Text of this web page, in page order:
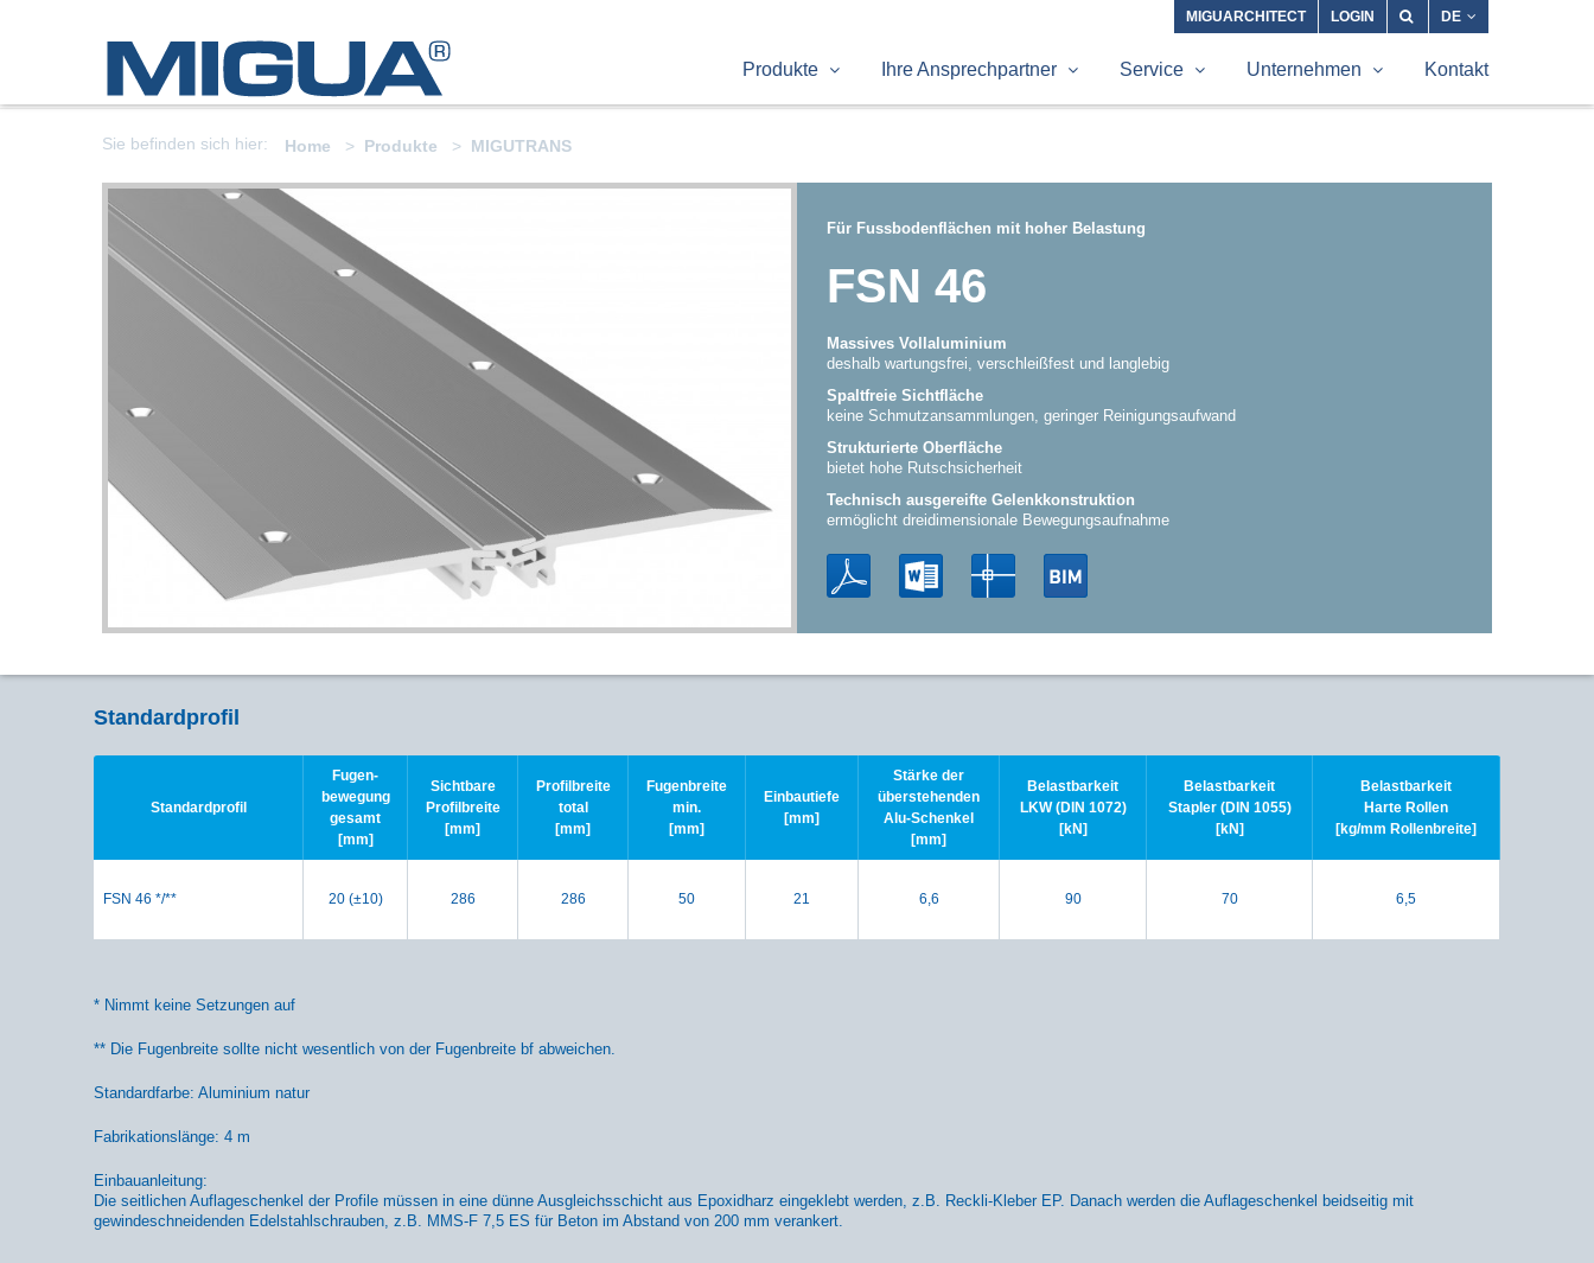
MIGUARCHITECT LOGIN DE
Produkte Ihre Ansprechpartner Service Unternehmen Kontakt
Sie befinden sich hier: Home Produkte MIGUTRANS
Für Fussbodenflächen mit hoher Belastung
FSN 46
Massives Vollaluminium
deshalb wartungsfrei, verschleißfest und langlebig
Spaltfreie Sichtfläche
keine Schmutzansammlungen, geringer Reinigungsaufwand
Strukturierte Oberfläche
bietet hohe Rutschsicherheit
Technisch ausgereifte Gelenkkonstruktion
ermöglicht dreidimensionale Bewegungsaufnahme
Standardprofil
Standardprofil
Fugen-
bewegung
gesamt
[mm]
Sichtbare
Profilbreite
[mm]
Profilbreite
total
[mm]
Fugenbreite
min.
[mm]
Einbautiefe
[mm]
Stärke der
überstehenden
Alu-Schenkel
[mm]
Belastbarkeit
LKW (DIN 1072)
[kN]
Belastbarkeit
Stapler (DIN 1055)
[kN]
Belastbarkeit
Harte Rollen
[kg/mm Rollenbreite]
FSN 46 */** 20 (±10) 286 286 50 21 6,6 90 70 6,5
* Nimmt keine Setzungen auf
** Die Fugenbreite sollte nicht wesentlich von der Fugenbreite bf abweichen.
Standardfarbe: Aluminium natur
Fabrikationslänge: 4 m
Einbauanleitung:
Die seitlichen Auflageschenkel der Profile müssen in eine dünne Ausgleichsschicht aus Epoxidharz eingeklebt werden, z.B. Reckli-Kleber EP. Danach werden die Auflageschenkel beidseitig mit
gewindeschneidenden Edelstahlschrauben, z.B. MMS-F 7,5 ES für Beton im Abstand von 200 mm verankert.